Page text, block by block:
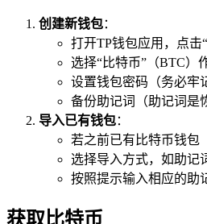
创建新钱包：
打开TP钱包应用，点击“
选择“比特币”（BTC）
设置钱包密码（务必牢
备份助记词（助记词是
导入已有钱包：
若之前已有比特币钱包
选择导入方式，如助记
按照提示输入相应的助
获取比特币